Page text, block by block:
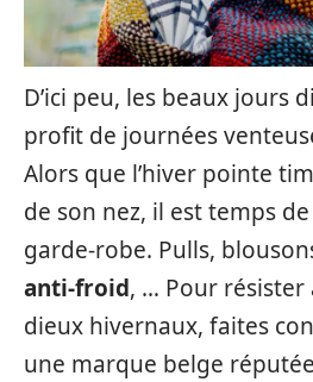
D’ici peu, les beaux jours
profit de journées
Alors que l’hiver pointe
de son nez, il est temps
garde-robe. Pulls,
anti-froid, … Pour résister
dieux hivernaux, faites
une marque belge